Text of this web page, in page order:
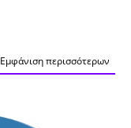
Εμφάνιση περισσότερων